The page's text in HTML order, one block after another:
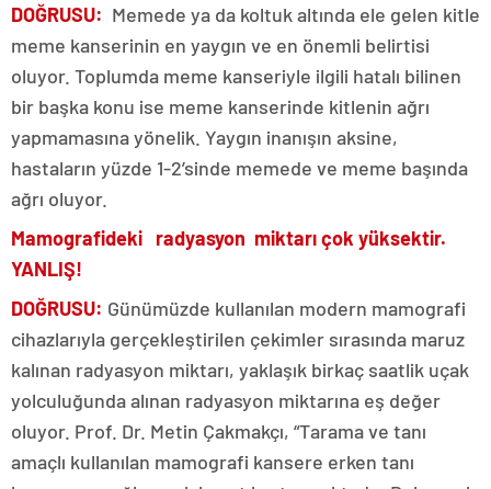
DOĞRUSU: Memede ya da koltuk altında ele gelen kitle
meme kanserinin en yaygın ve en önemli belirtisi
oluyor. Toplumda meme kanseriyle ilgili hatalı bilinen
bir başka konu ise meme kanserinde kitlenin ağrı
yapmamasına yönelik. Yaygın inanışın aksine,
hastaların yüzde 1-2’sinde memede ve meme başında
ağrı oluyor.
Mamografideki radyasyon miktarı çok yüksektir.
YANLIŞ!
DOĞRUSU: Günümüzde kullanılan modern mamografi
cihazlarıyla gerçekleştirilen çekimler sırasında maruz
kalınan radyasyon miktarı, yaklaşık birkaç saatlik uçak
yolculuğunda alınan radyasyon miktarına eş değer
oluyor. Prof. Dr. Metin Çakmakçı, “Tarama ve tanı
amaçlı kullanılan mamografi kansere erken tanı